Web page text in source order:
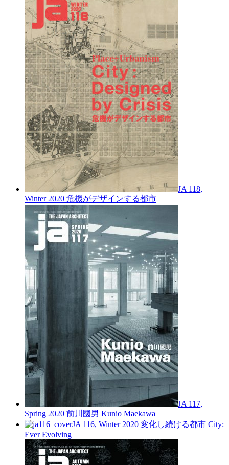
JA 118,
Winter 2020 危機がデザインする都市
JA 117,
Spring 2020 前川國男 Kunio Maekawa
JA 116, Winter 2020 変化し続ける都市 City:
Ever Evolving